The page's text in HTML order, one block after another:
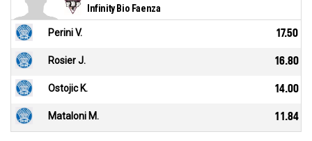
Infinity Bio Faenza
Perini V. 17.50
Rosier J. 16.80
Ostojic K. 14.00
Mataloni M. 11.84